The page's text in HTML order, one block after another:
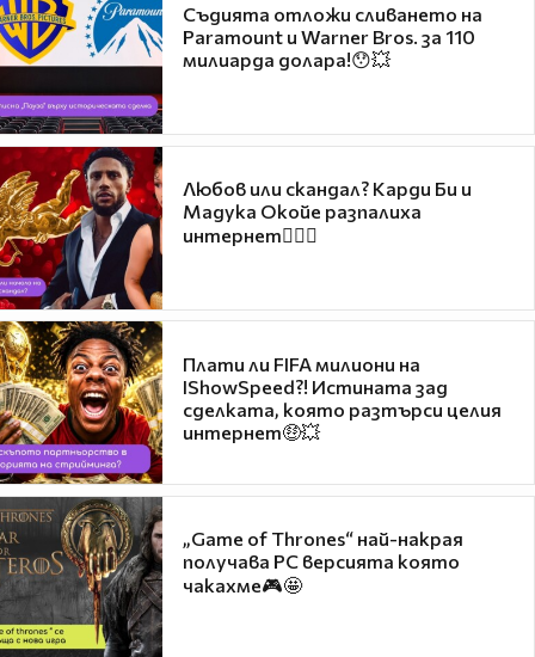
Съдията отложи сливането на
Paramount и Warner Bros. за 110
милиарда долара!😯💥
Любов или скандал? Карди Би и
Мадука Окойе разпалиха
интернет❤️‍🔥🔥
Плати ли FIFA милиони на
IShowSpeed?! Истината зад
сделката, която разтърси целия
интернет🤑💥
„Game of Thrones“ най-накрая
получава PC версията която
чакахме🎮🤩